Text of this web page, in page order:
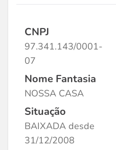
CNPJ
97.341.143/0001-
07
Nome Fantasia
NOSSA CASA
Situação
BAIXADA desde
31/12/2008